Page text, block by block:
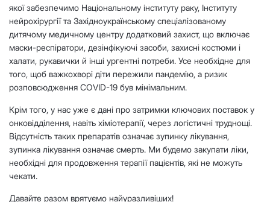
якої забезпечимо Національному інституту раку, Інституту
нейрохірургії та Західноукраїнському спеціалізованому
дитячому медичному центру додатковий захист, що включає
маски-респіратори, дезінфікуючі засоби, захисні костюми і
халати, рукавички й інші ургентні потреби. Усе необхідне для
того, щоб важкохворі діти пережили пандемію, а ризик
розповсюдження COVID-19 був мінімальним.
Крім того, у нас уже є дані про затримки ключових поставок у
онковідділення, навіть хіміотерапії, через логістичні труднощі.
Відсутність таких препаратів означає зупинку лікування,
зупинка лікування означає смерть. Ми будемо закупати ліки,
необхідні для продовження терапії пацієнтів, які не можуть
чекати.
Давайте разом врятуємо найуразливіших!